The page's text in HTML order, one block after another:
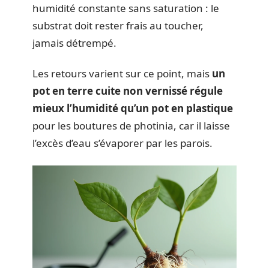
humidité constante sans saturation : le
substrat doit rester frais au toucher,
jamais détrempé.
Les retours varient sur ce point, mais un
pot en terre cuite non vernissé régule
mieux l’humidité qu’un pot en plastique
pour les boutures de photinia, car il laisse
l’excès d’eau s’évaporer par les parois.